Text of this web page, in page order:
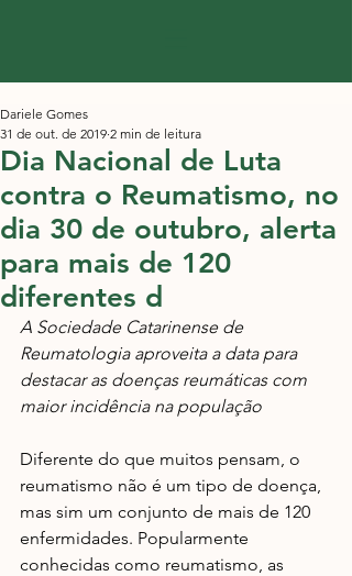
Dia Nacional de Luta
contra o Reumatismo, no
dia 30 de outubro, alerta
para mais de 120
diferentes d
Dariele Gomes
31 de out. de 2019 2 min de leitura
A Sociedade Catarinense de
Reumatologia aproveita a data para
destacar as doenças reumáticas com
maior incidência na população
Diferente do que muitos pensam, o
reumatismo não é um tipo de doença,
mas sim um conjunto de mais de 120
enfermidades. Popularmente
conhecidas como reumatismo, as